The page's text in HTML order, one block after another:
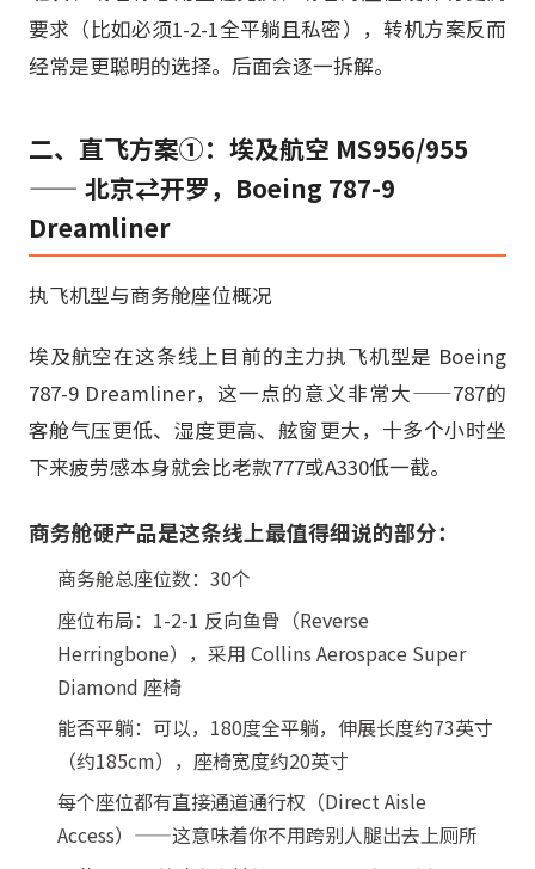
要求（比如必须1-2-1全平躺且私密），转机方案反而
经常是更聪明的选择。后面会逐一拆解。
二、直飞方案①：埃及航空 MS956/955
—— 北京⇄开罗，Boeing 787-9
Dreamliner
执飞机型与商务舱座位概况
埃及航空在这条线上目前的主力执飞机型是 Boeing
787-9 Dreamliner，这一点的意义非常大——787的
客舱气压更低、湿度更高、舷窗更大，十多个小时坐
下来疲劳感本身就会比老款777或A330低一截。
商务舱硬产品是这条线上最值得细说的部分：
商务舱总座位数：30个
座位布局：1-2-1 反向鱼骨（Reverse
Herringbone），采用 Collins Aerospace Super
Diamond 座椅
能否平躺：可以，180度全平躺，伸展长度约73英寸
（约185cm），座椅宽度约20英寸
每个座位都有直接通道通行权（Direct Aisle
Access）——这意味着你不用跨别人腿出去上厕所